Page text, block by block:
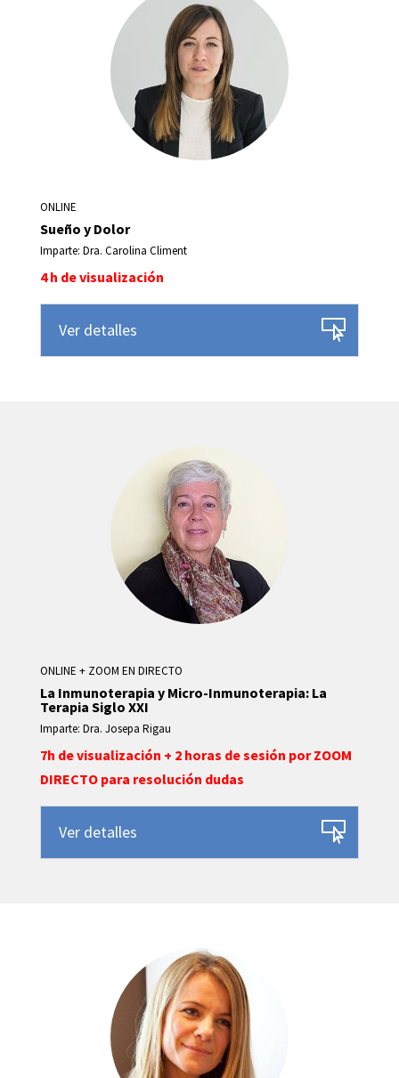
ONLINE
Sueño y Dolor
Imparte: Dra. Carolina Climent
4 h de visualización
Ver detalles
ONLINE + ZOOM EN DIRECTO
La Inmunoterapia y Micro-Inmunoterapia: La
Terapia Siglo XXI
Imparte: Dra. Josepa Rigau
7h de visualización + 2 horas de sesión por ZOOM
DIRECTO para resolución dudas
Ver detalles